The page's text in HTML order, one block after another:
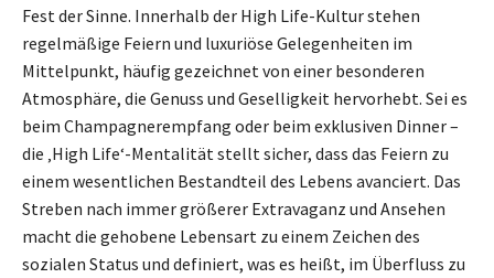
Fest der Sinne. Innerhalb der High Life-Kultur stehen
regelmäßige Feiern und luxuriöse Gelegenheiten im
Mittelpunkt, häufig gezeichnet von einer besonderen
Atmosphäre, die Genuss und Geselligkeit hervorhebt. Sei es
beim Champagnerempfang oder beim exklusiven Dinner –
die ‚High Life‘-Mentalität stellt sicher, dass das Feiern zu
einem wesentlichen Bestandteil des Lebens avanciert. Das
Streben nach immer größerer Extravaganz und Ansehen
macht die gehobene Lebensart zu einem Zeichen des
sozialen Status und definiert, was es heißt, im Überfluss zu